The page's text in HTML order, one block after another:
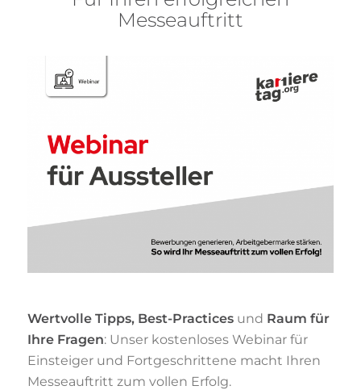
Messeauftritt
Wertvolle Tipps, Best-Practicesund Raum für
Ihre Fragen: Unser kostenloses Webinar für
Einsteiger und Fortgeschrittene macht Ihren
Messeauftritt zum vollen Erfolg.